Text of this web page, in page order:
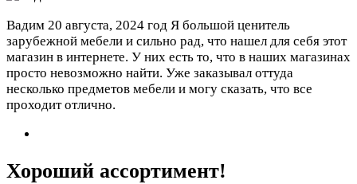
Вадим 20 августа, 2024 год Я большой ценитель
зарубежной мебели и сильно рад, что нашел для себя этот
магазин в интернете. У них есть то, что в наших магазинах
просто невозможно найти. Уже заказывал оттуда
несколько предметов мебели и могу сказать, что все
проходит отлично.
Хороший ассортимент!